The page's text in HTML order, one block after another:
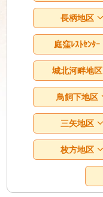
長柄地区
庭窪ﾚｽﾄｾﾝﾀｰ
城北河畔地区
鳥飼下地区
三矢地区
枚方地区